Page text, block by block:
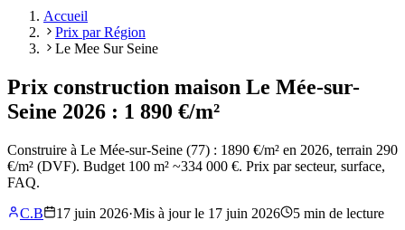
Accueil
Prix par Région
Le Mee Sur Seine
Prix construction maison Le Mée-sur-
Seine 2026 : 1 890 €/m²
Construire à Le Mée-sur-Seine (77) : 1890 €/m² en 2026, terrain 290
€/m² (DVF). Budget 100 m² ~334 000 €. Prix par secteur, surface,
FAQ.
C.B
17 juin 2026·Mis à jour le 17 juin 2026 5 min de lecture